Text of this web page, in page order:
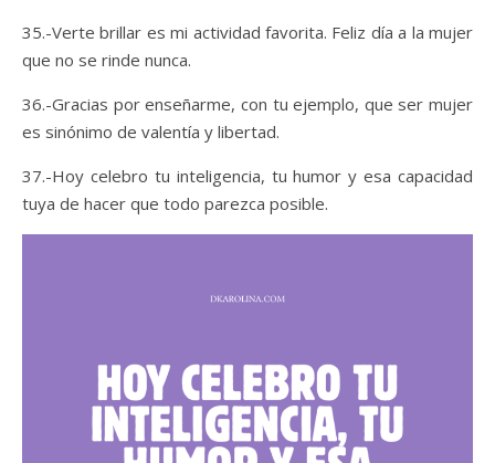
35.-Verte brillar es mi actividad favorita. Feliz día a la mujer
que no se rinde nunca.
36.-Gracias por enseñarme, con tu ejemplo, que ser mujer
es sinónimo de valentía y libertad.
37.-Hoy celebro tu inteligencia, tu humor y esa capacidad
tuya de hacer que todo parezca posible.